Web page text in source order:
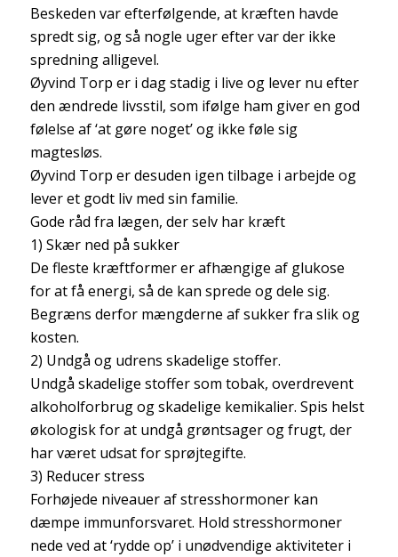
Beskeden var efterfølgende, at kræften havde
spredt sig, og så nogle uger efter var der ikke
spredning alligevel.
Øyvind Torp er i dag stadig i live og lever nu efter
den ændrede livsstil, som ifølge ham giver en god
følelse af ‘at gøre noget’ og ikke føle sig
magtesløs.
Øyvind Torp er desuden igen tilbage i arbejde og
lever et godt liv med sin familie.
Gode råd fra lægen, der selv har kræft
1) Skær ned på sukker
De fleste kræftformer er afhængige af glukose
for at få energi, så de kan sprede og dele sig.
Begræns derfor mængderne af sukker fra slik og
kosten.
2) Undgå og udrens skadelige stoffer.
Undgå skadelige stoffer som tobak, overdrevent
alkoholforbrug og skadelige kemikalier. Spis helst
økologisk for at undgå grøntsager og frugt, der
har været udsat for sprøjtegifte.
3) Reducer stress
Forhøjede niveauer af stresshormoner kan
dæmpe immunforsvaret. Hold stresshormoner
nede ved at ‘rydde op’ i unødvendige aktiviteter i